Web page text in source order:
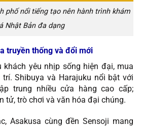
phố nổi tiếng tạo nên hành trình khám
Nhật Bản đa dạng
truyền thống và đổi mới
khách yêu nhịp sống hiện đại, mua
Shibuya và Harajuku nổi bật với
trung nhiều cửa hàng cao cấp;
tử, trò chơi và văn hóa đại chúng.
Asakusa cùng đền Sensoji mang